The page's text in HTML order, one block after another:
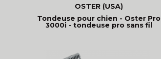
OSTER (USA)
Tondeuse pour chien - Oster Pro
3000i - tondeuse pro sans fil